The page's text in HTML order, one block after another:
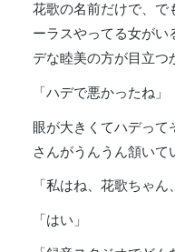
花歌の名前だけで、で
ーラスやってる女がい
デな睦美の方が目立つ
「ハデで悪かったね」
眼が大きくてハデって
さんがうんうん頷いて
「私はね、花歌ちゃん
「はい」